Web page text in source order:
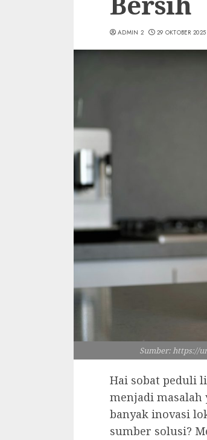
ADMIN 2 29 OKTOBER 2025
Sumber: https://
Hai sobat peduli
menjadi
banyak inovasi
sumber solusi?